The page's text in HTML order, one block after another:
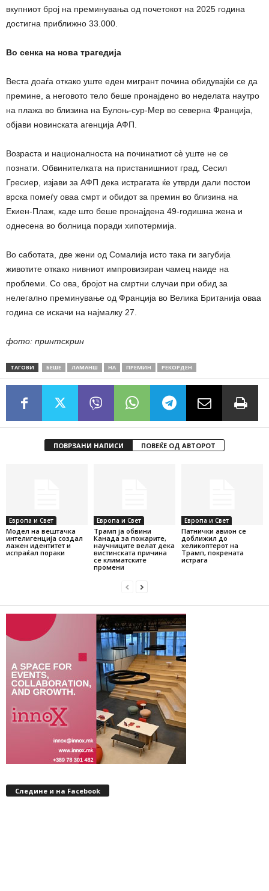
вкупниот број на преминувања од почетокот на 2025 година
достигна приближно 33.000.
Во сенка на нова трагедија
Веста доаѓа откако уште еден мигрант почина обидувајќи се да
премине, а неговото тело беше пронајдено во неделата наутро
на плажа во близина на Булоњ-сур-Мер во северна Франција,
објави новинската агенција АФП.
Возраста и националноста на починатиот сè уште не се
познати. Обвинителката на пристанишниот град, Сесил
Гресиер, изјави за АФП дека истрагата ќе утврди дали постои
врска помеѓу оваа смрт и обидот за премин во близина на
Екиен-Плаж, каде што беше пронајдена 49-годишна жена и
однесена во болница поради хипотермија.
Во саботата, две жени од Сомалија исто така ги загубија
животите откако нивниот импровизиран чамец наиде на
проблеми. Со ова, бројот на смртни случаи при обид за
нелегално преминување од Франција во Велика Британија оваа
година се искачи на најмалку 27.
фото: принтскрин
ТАГОВИ БЕШЕ ЛАМАНШ НА ПРЕМИН РЕКОРДЕН
ПОВРЗАНИ НАПИСИ ПОВЕЌЕ ОД АВТОРОТ
Европа и Свет
Модел на вештачка
интелигенција создал
лажен идентитет и
испраќал пораки
Европа и Свет
Трамп ја обвини
Канада за пожарите,
научниците велат дека
вистинската причина
се климатските
промени
Европа и Свет
Патнички авион се
доближил до
хеликоптерот на
Трамп, покрената
истрага
Следине и на Facebook